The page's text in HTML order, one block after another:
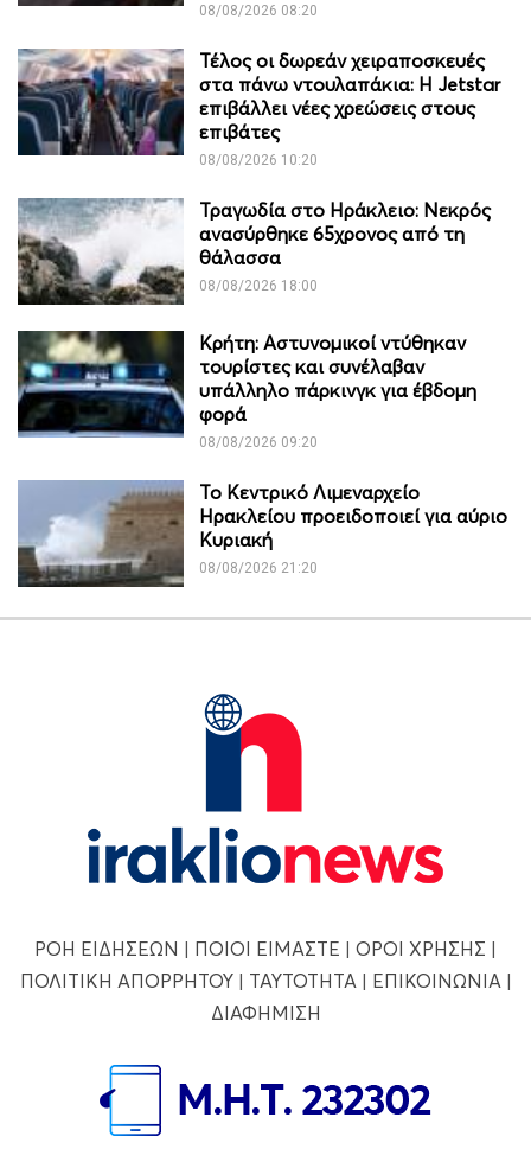
08/08/2026 08:20
Τέλος οι δωρεάν χειραποσκευές
στα πάνω ντουλαπάκια: Η Jetstar
επιβάλλει νέες χρεώσεις στους
επιβάτες
08/08/2026 10:20
Τραγωδία στο Ηράκλειο: Νεκρός
ανασύρθηκε 65χρονος από τη
θάλασσα
08/08/2026 18:00
Κρήτη: Αστυνομικοί ντύθηκαν
τουρίστες και συνέλαβαν
υπάλληλο πάρκινγκ για έβδομη
φορά
08/08/2026 09:20
Το Κεντρικό Λιμεναρχείο
Ηρακλείου προειδοποιεί για αύριο
Κυριακή
08/08/2026 21:20
ΡΟΗ ΕΙΔΗΣΕΩΝ | ΠΟΙΟΙ ΕΙΜΑΣΤΕ | ΟΡΟΙ ΧΡΗΣΗΣ |
ΠΟΛΙΤΙΚΗ ΑΠΟΡΡΗΤΟΥ| ΤΑΥΤΟΤΗΤΑ | ΕΠΙΚΟΙΝΩΝΙΑ |
ΔΙΑΦΗΜΙΣΗ